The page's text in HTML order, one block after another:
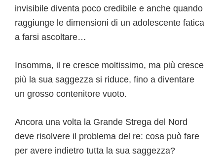
invisibile diventa poco credibile e anche quando
raggiunge le dimensioni di un adolescente fatica
a farsi ascoltare…
Insomma, il re cresce moltissimo, ma più cresce
più la sua saggezza si riduce, fino a diventare
un grosso contenitore vuoto.
Ancora una volta la Grande Strega del Nord
deve risolvere il problema del re: cosa può fare
per avere indietro tutta la sua saggezza?